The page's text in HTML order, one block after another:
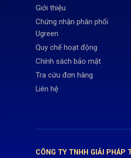
Giới thiệu
Chứng nhận phân phối
Ugreen
Quy chế hoạt động
Chính sách bảo mật
Tra cứu đơn hàng
Liên hệ
CÔNG TY TNHH GIẢI PHÁP